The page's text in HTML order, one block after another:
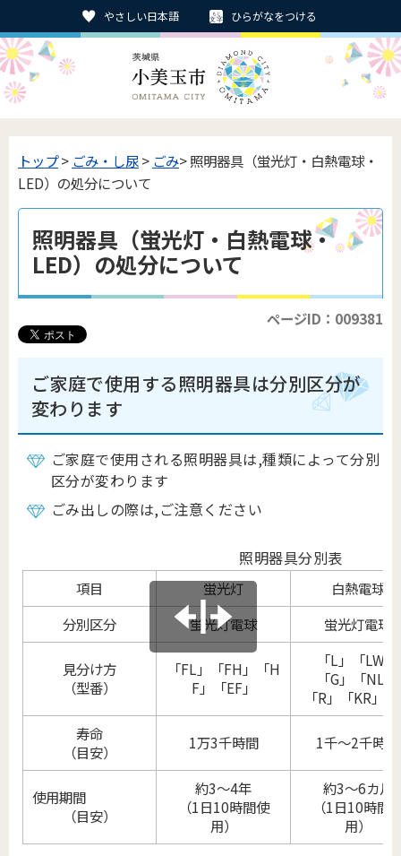
やさしい日本語 ひらがなをつける
トップ> ごみ・し尿> ごみ> 照明器具（蛍光灯・白熱電球・
LED）の処分について
照明器具（蛍光灯・白熱電球・
LED）の処分について
ページID：009381
ご家庭で使用する照明器具は分別区分が
変わります
ご家庭で使用される照明器具は,種類によって分別
区分が変わります
ごみ出しの際は,ご注意ください
照明器具分別表
項目 蛍光灯
白熱電球
分別区分
蛍光灯電球 蛍光灯電球
見分け方
（型番）
「FL」「FH」「H
F」「EF」
「L」「LW」
「G」「NL」
「R」「KR」
寿命
（目安）
1万3千時間 1千～2千時間
使用期間
（目安）
約3～4年
（1日10時間使
用）
約3～6カ月
（1日10時間
用）